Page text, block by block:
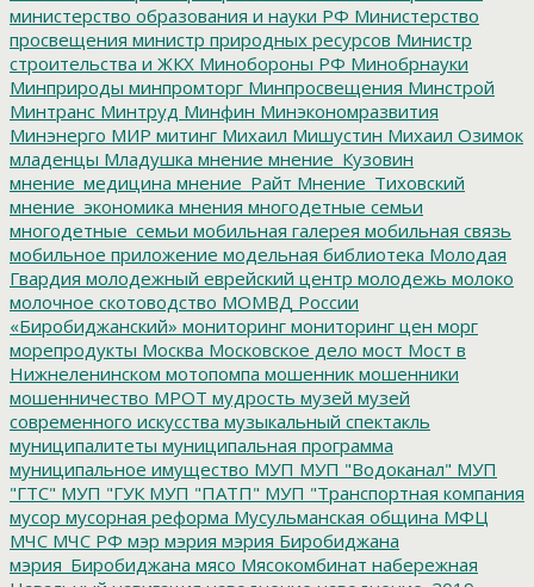
министерство образования и науки РФ Министерство
просвещения министр природных ресурсов Министр
строительства и ЖКХ Минобороны РФ Минобрнауки
Минприроды минпромторг Минпросвещения Минстрой
Минтранс Минтруд Минфин Минэкономразвития
Минэнерго МИР митинг Михаил Мишустин Михаил Озимок
младенцы Младушка мнение мнение_Кузовин
мнение_медицина мнение_Райт Мнение_Тиховский
мнение_экономика мнения многодетные семьи
многодетные_семьи мобильная галерея мобильная связь
мобильное приложение модельная библиотека Молодая
Гвардия молодежный еврейский центр молодежь молоко
молочное скотоводство МОМВД России
«Биробиджанский» мониторинг мониторинг цен морг
морепродукты Москва Московское дело мост Мост в
Нижнеленинском мотопомпа мошенник мошенники
мошенничество МРОТ мудрость музей музей
современного искусства музыкальный спектакль
муниципалитеты муниципальная программа
муниципальное имущество МУП МУП "Водоканал" МУП
"ГТС" МУП "ГУК МУП "ПАТП" МУП "Транспортная компания
мусор мусорная реформа Мусульманская община МФЦ
МЧС МЧС РФ мэр мэрия мэрия Биробиджана
мэрия_Биробиджана мясо Мясокомбинат набережная